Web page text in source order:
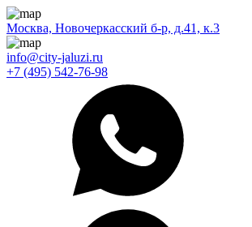
Москва, Новочеркасский б-р, д.41, к.3
info@city-jaluzi.ru
+7 (495) 542-76-98